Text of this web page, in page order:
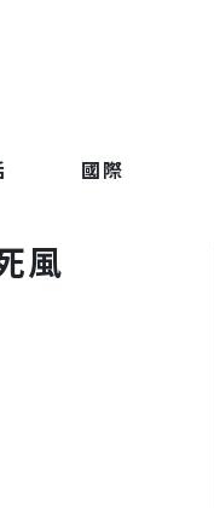
國際
風